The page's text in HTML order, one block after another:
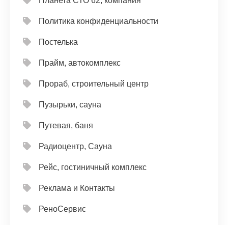
Политика конфиденциальности
Постелька
Прайм, автокомплекс
Прораб, строительный центр
Пузырьки, сауна
Путевая, баня
Радиоцентр, Сауна
Рейс, гостиничный комплекс
Реклама и Контакты
РеноСервис